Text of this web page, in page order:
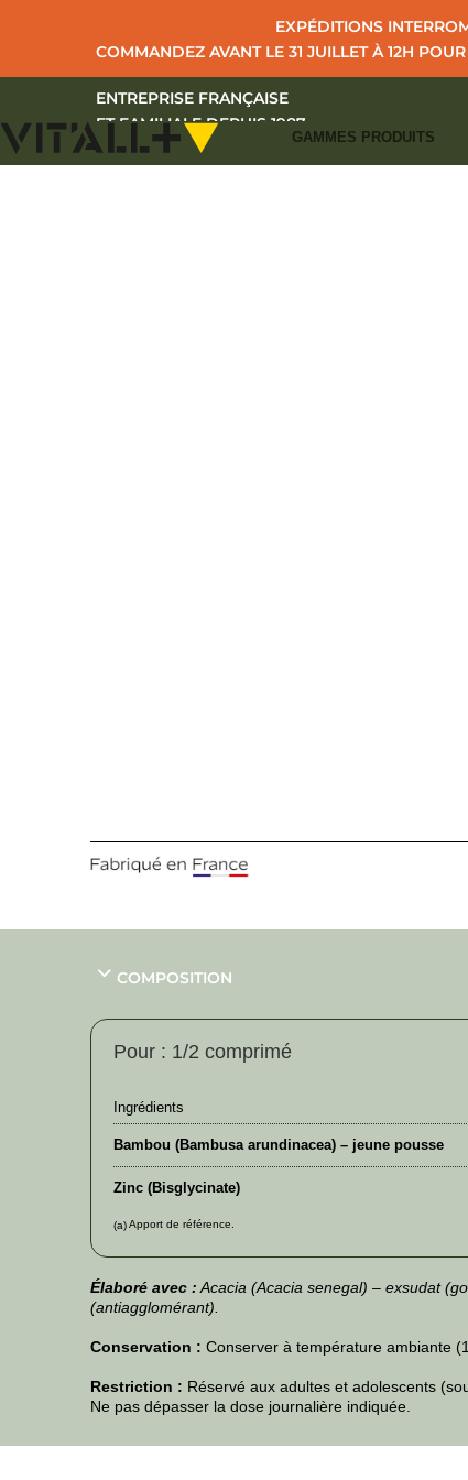
EXPÉDITIONS
COMMANDEZ AVANT LE 31 JUILLET À 12H
ENTREPRISE FRANÇAISE
ET FAMILIALE DEPUIS 1987
+33 (0)2 43 39 97 27
GAMMES PRODUITS
COMPOSITION
Pour : 1/2 comprimé
Ingrédients
Bambou (Bambusa arundinacea) – jeune pousse
Zinc (Bisglycinate)
(a)Apport de référence.
Élaboré avec : Acacia (Acacia senegal) – exsudat
(antiagglomérant).
Conservation : Conserver à température ambiante
Restriction : Réservé aux adultes et adolescents
Ne pas dépasser la dose journalière indiquée.